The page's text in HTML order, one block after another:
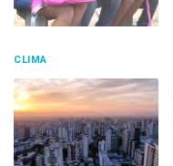
CLIMA